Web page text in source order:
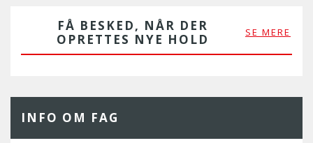
FÅ BESKED, NÅR DER
OPRETTES NYE HOLD
SE MERE
INFO OM FAG